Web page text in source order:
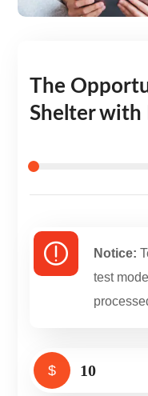
The
Shelter with
Notice:
test
$